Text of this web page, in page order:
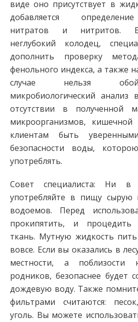
виде оно присутствует в
добавляется
нитратов и нитритов.
неглубокий колодец,
дополнить проверку
фенольного индекса, а также
случае нельзя
микробиологический анализ
отсутствии в полученной
микроорганизмов, кишечной
клиентам быть
безопасности воды,
употреблять.
Совет специалиста: Ни
употребляйте в пищу сырую
водоемов. Перед
прокипятить, и процедить
ткань. Мутную жидкость
вовсе. Если вы оказались в
местности, а
родников, безопаснее будет
дождевую воду. Также
фильтрами считаются:
уголь. Вы можете